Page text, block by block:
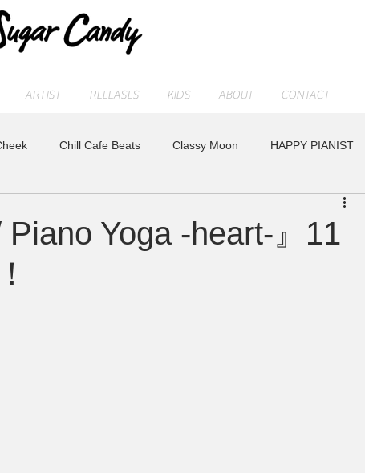
ARTIST RELEASES KIDS ABOUT CONTACT
Chill Cafe Beats Classy Moon HAPPY PIANIST
Other
SLEEP PIANO
Piano Yoga -heart-』11